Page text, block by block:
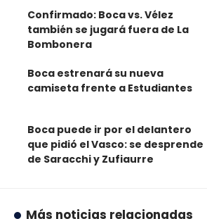
Confirmado: Boca vs. Vélez
también se jugará fuera de La
Bombonera
Boca estrenará su nueva
camiseta frente a Estudiantes
Boca puede ir por el delantero
que pidió el Vasco: se desprende
de Saracchi y Zufiaurre
Más noticias relacionadas